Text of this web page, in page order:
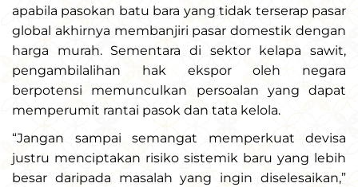
apabila pasokan batu bara yang tidak terserap pasar
global akhirnya membanjiri pasar domestik dengan
harga murah. Sementara di sektor kelapa sawit,
pengambilalihan hak ekspor oleh negara
berpotensi memunculkan persoalan yang dapat
memperumit rantai pasok dan tata kelola.
“Jangan sampai semangat memperkuat devisa
justru menciptakan risiko sistemik baru yang lebih
besar daripada masalah yang ingin diselesaikan,”